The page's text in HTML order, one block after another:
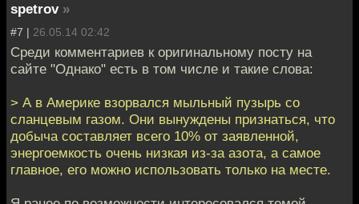
spetrov »
#7 | 26.05.14 02:42
Среди комментариев к оригинальному посту на
сайте "Однако" есть в том числе и такие слова:
> А в Америке взорвался мыльный пузырь со
сланцевым газом. Они вынуждены признаться, что
добыча составляет всего 10% от заявленной,
энергоемкость очень низкая из-за азота, а самое
главное, его можно использовать только на месте.